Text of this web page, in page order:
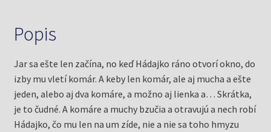
Popis
Jar sa ešte len začína, no keď Hádajko ráno otvorí okno, do
izby mu vletí komár. A keby len komár, ale aj mucha a ešte
jeden, alebo aj dva komáre, a možno aj lienka a… Skrátka,
je to čudné. A komáre a muchy bzučia a otravujú a nech robí
Hádajko, čo mu len na um zíde, nie a nie sa toho hmyzu